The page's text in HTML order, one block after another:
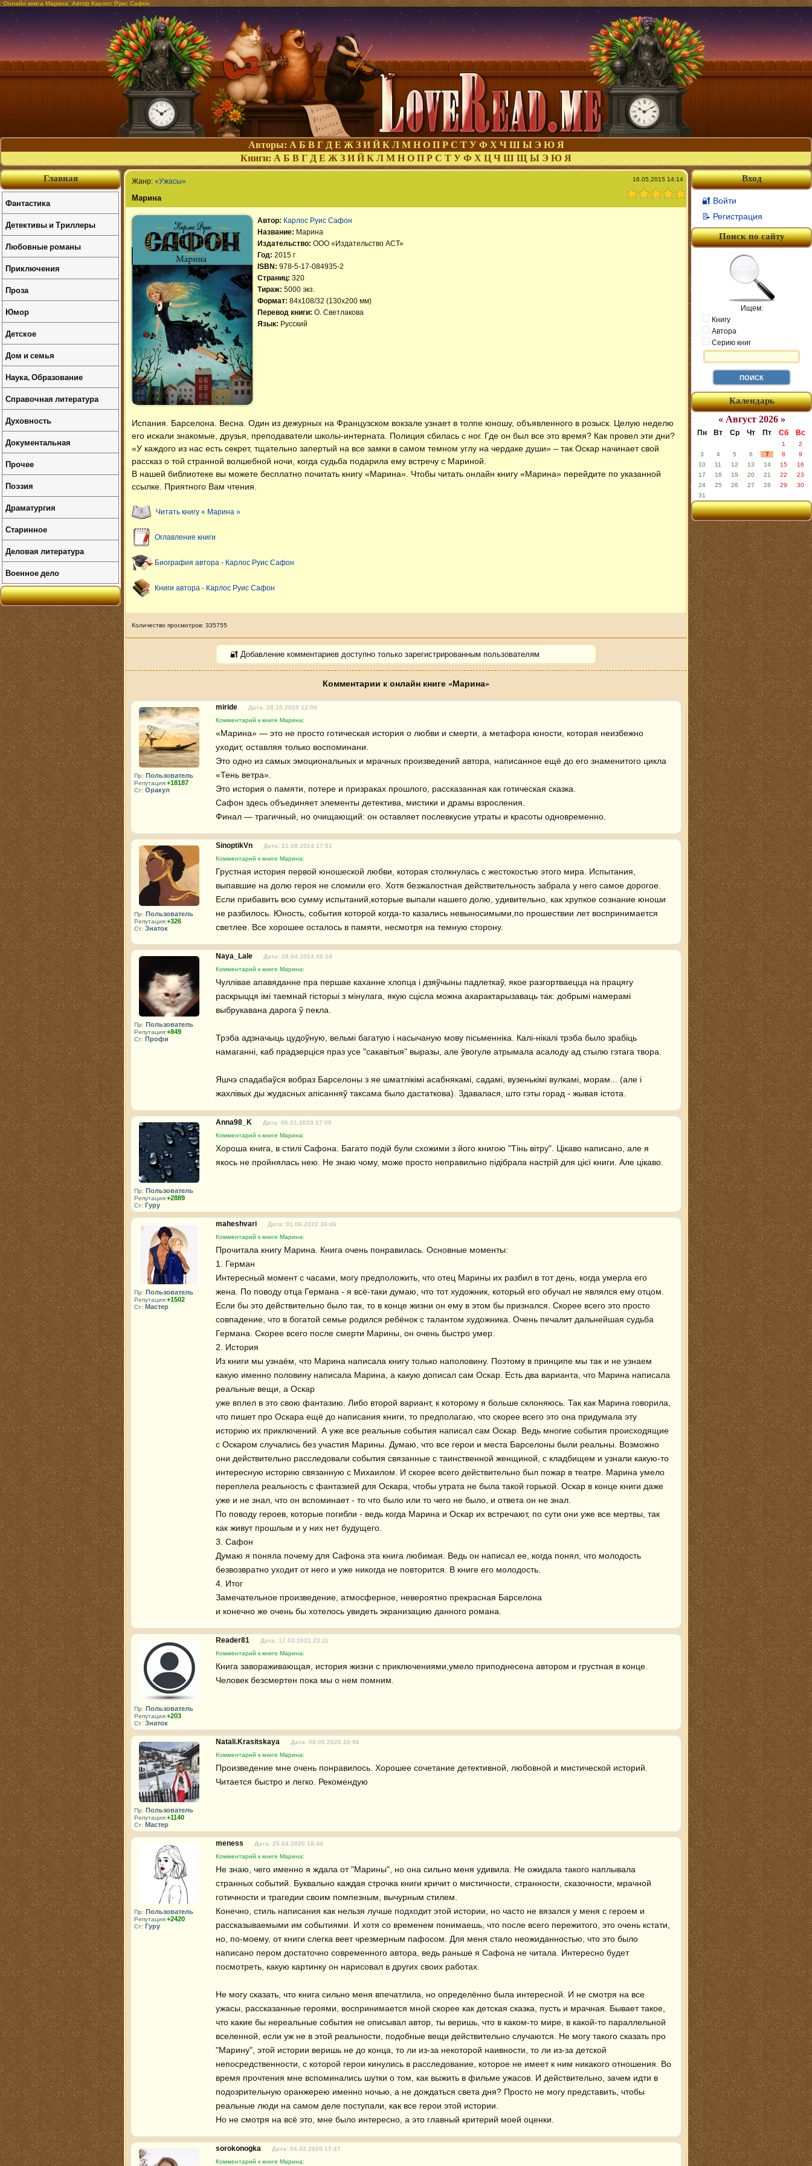
Онлайн книга Марина. Автор Карлос Руис Сафон
Авторы: А Б В Г Д Е Ж З И Й К Л М Н О П Р С Т У Ф Х Ч Ш Ы Э Ю Я
Книги: А Б В Г Д Е Ж З И Й К Л М Н О П Р С Т У Ф Х Ц Ч Ш Щ Ы Э Ю Я
Жанр: «Ужасы»
Марина
16.05.2015 14:14
Автор: Карлос Руис Сафон
Название: Марина
Издательство: ООО «Издательство АСТ»
Год: 2015 г
ISBN: 978-5-17-084935-2
Страниц: 320
Тираж: 5000 экз.
Формат: 84x108/32 (130х200 мм)
Перевод книги: О. Светлакова
Язык: Русский
Испания. Барселона. Весна. Один из дежурных на Французском вокзале узнает в толпе юношу, объявленного в розыск. Целую неделю
его искали знакомые, друзья, преподаватели школы-интерната. Полиция сбилась с ног. Где он был все это время? Как провел эти дни?
«У каждого из нас есть секрет, тщательно запертый на все замки в самом темном углу на чердаке души» – так Оскар начинает свой
рассказ о той странной волшебной ночи, когда судьба подарила ему встречу с Мариной.
В нашей библиотеке вы можете бесплатно почитать книгу «Марина» . Чтобы читать онлайн книгу «Марина» перейдите по указанной
ссылке. Приятного Вам чтения.
Читать книгу « Марина »
Оглавление книги
Биография автора - Карлос Руис Сафон
Книги автора - Карлос Руис Сафон
Количество просмотров: 335755
🔐 Добавление комментариев доступно только зарегистрированным пользователям
Комментарии к онлайн книге «Марина»
Пр: Пользователь
Репутация:+18187
Ст: Оракул
miride
Дата: 28.10.2025 12:00
Комментарий к книге Марина:
«Марина» — это не просто готическая история о любви и смерти, а метафора юности, которая неизбежно
уходит, оставляя только воспоминани.
Это одно из самых эмоциональных и мрачных произведений автора, написанное ещё до его знаменитого цикла
«Тень ветра».
Это история о памяти, потере и призраках прошлого, рассказанная как готическая сказка.
Сафон здесь объединяет элементы детектива, мистики и драмы взросления.
Финал — трагичный, но очищающий: он оставляет послевкусие утраты и красоты одновременно.
Пр: Пользователь
Репутация:+326
Ст: Знаток
SinoptikVn
Дата: 21.08.2024 17:01
Комментарий к книге Марина:
Грустная история первой юношеской любви, которая столкнулась с жестокостью этого мира. Испытания,
выпавшие на долю героя не сломили его. Хотя безжалостная действительность забрала у него самое дорогое.
Если прибавить всю сумму испытаний,которые выпали нашего долю, удивительно, как хрупкое сознание юноши
не разбилось. Юность, события которой когда-то казались невыносимыми,по прошествии лет воспринимается
светлее. Все хорошее осталось в памяти, несмотря на темную сторону.
Пр: Пользователь
Репутация:+849
Ст: Профи
Naya_Lale
Дата: 28.04.2024 00:14
Комментарий к книге Марина:
Чуллівае апавяданне пра першае каханне хлопца і дзяўчыны падлеткаў, якое разгортваецца на працягу
раскрыцця імі таемнай гісторыі з мінулага, якую сцісла можна ахарактарызаваць так: добрымі намерамі
выбрукавана дарога ў пекла.
Трэба адзначыць цудоўную, вельмі багатую і насычаную мову пісьменніка. Калі-нікалі трэба было зрабіць
намаганні, каб прадзерціся праз усе "сакавітыя" выразы, але ўвогуле атрымала асалоду ад стылю гэтага твора.
Яшчэ спадабаўся вобраз Барселоны з яе шматлікімі асабнякамі, садамі, вузенькімі вулкамі, морам... (але і
жахлівых ды жудасных апісанняў таксама было дастаткова). Здавалася, што гэты горад - жывая істота.
Пр: Пользователь
Репутация:+2889
Ст: Гуру
Anna98_K
Дата: 06.01.2023 17:00
Комментарий к книге Марина:
Хороша книга, в стилі Сафона. Багато подій були схожими з його книгою "Тінь вітру". Цікаво написано, але я
якось не пройнялась нею. Не знаю чому, може просто неправильно підібрала настрій для цієї книги. Але цікаво.
Пр: Пользователь
Репутация:+1502
Ст: Мастер
maheshvari
Дата: 01.06.2022 16:46
Комментарий к книге Марина:
Прочитала книгу Марина. Книга очень понравилась. Основные моменты:
1. Герман
Интересный момент с часами, могу предположить, что отец Марины их разбил в тот день, когда умерла его
жена. По поводу отца Германа - я всё-таки думаю, что тот художник, который его обучал не являлся ему отцом.
Если бы это действительно было так, то в конце жизни он ему в этом бы признался. Скорее всего это просто
совпадение, что в богатой семье родился ребёнок с талантом художника. Очень печалит дальнейшая судьба
Германа. Скорее всего после смерти Марины, он очень быстро умер.
2. История
Из книги мы узнаём, что Марина написала книгу только наполовину. Поэтому в принципе мы так и не узнаем
какую именно половину написала Марина, а какую дописал сам Оскар. Есть два варианта, что Марина написала
реальные вещи, а Оскар
уже вплел в это свою фантазию. Либо второй вариант, к которому я больше склоняюсь. Так как Марина говорила,
что пишет про Оскара ещё до написания книги, то предполагаю, что скорее всего это она придумала эту
историю их приключений. А уже все реальные события написал сам Оскар. Ведь многие события происходящие
с Оскаром случались без участия Марины. Думаю, что все герои и места Барселоны были реальны. Возможно
они действительно расследовали события связанные с таинственной женщиной, с кладбищем и узнали какую-то
интересную историю связанную с Михаилом. И скорее всего действительно был пожар в театре. Марина умело
переплела реальность с фантазией для Оскара, чтобы утрата не была такой горькой. Оскар в конце книги даже
уже и не знал, что он вспоминает - то что было или то чего не было, и ответа он не знал.
По поводу героев, которые погибли - ведь когда Марина и Оскар их встречают, по сути они уже все мертвы, так
как живут прошлым и у них нет будущего.
3. Сафон
Думаю я поняла почему для Сафона эта книга любимая. Ведь он написал ее, когда понял, что молодость
безвозвратно уходит от него и уже никогда не повторится. В книге его молодость.
4. Итог
Замечательное произведение, атмосферное, невероятно прекрасная Барселона
и конечно же очень бы хотелось увидеть экранизацию данного романа.
Пр: Пользователь
Репутация:+203
Ст: Знаток
Reader81
Дата: 17.03.2021 23:11
Комментарий к книге Марина:
Книга завораживающая, история жизни с приключениями,умело приподнесена автором и грустная в конце.
Человек безсмертен пока мы о нем помним.
Пр: Пользователь
Репутация:+1140
Ст: Мастер
Natali.Krasitskaya
Дата: 08.05.2020 20:56
Комментарий к книге Марина:
Произведение мне очень понравилось. Хорошее сочетание детективной, любовной и мистической историй.
Читается быстро и легко. Рекомендую
Пр: Пользователь
Репутация:+2420
Ст: Гуру
meness
Дата: 25.04.2020 18:44
Комментарий к книге Марина:
Не знаю, чего именно я ждала от "Марины", но она сильно меня удивила. Не ожидала такого наплывала
странных событий. Буквально каждая строчка книги кричит о мистичности, странности, сказочности, мрачной
готичности и трагедии своим помпезным, вычурным стилем.
Конечно, стиль написания как нельзя лучше подходит этой истории, но часто не вязался у меня с героем и
рассказываемыми им событиями. И хотя со временем понимаешь, что после всего пережитого, это очень кстати,
но, по-моему, от книги слегка веет чрезмерным пафосом. Для меня стало неожиданностью, что это было
написано пером достаточно современного автора, ведь раньше я Сафона не читала. Интересно будет
посмотреть, какую картинку он нарисовал в других своих работах.
Не могу сказать, что книга сильно меня впечатлила, но определённо была интересной. И не смотря на все
ужасы, рассказанные героями, воспринимается мной скорее как детская сказка, пусть и мрачная. Бывает такое,
что какие бы нереальные события не описывал автор, ты веришь, что в каком-то мире, в какой-то параллельной
вселенной, если уж не в этой реальности, подобные вещи действительно случаются. Не могу такого сказать про
"Марину", этой истории веришь не до конца, то ли из-за некоторой наивности, то ли из-за детской
непосредственности, с которой герои кинулись в расследование, которое не имеет к ним никакого отношения. Во
время прочтения мне вспоминались шутки о том, как выжить в фильме ужасов. И действительно, зачем идти в
подозрительную оранжерею именно ночью, а не дождаться света дня? Просто не могу представить, чтобы
реальные люди на самом деле поступали, как все герои этой истории.
Но не смотря на всё это, мне было интересно, а это главный критерий моей оценки.
sorokonogka
Дата: 04.02.2020 17:47
Комментарий к книге Марина:
Вход
🔐 Войти
📝 Регистрация
Поиск по сайту
Ищем:
Книгу
Автора
Серию книг
Календарь
« Август 2026 »
Пн Вт Ср Чт Пт Сб Вс
1
2
3
4 5 6 7 8
9
10
11 12 13 14 15
16
17
18 19 20 21 22
23
24
25 26 27 28 29
30
31
Главная
Фантастика
Детективы и Триллеры
Любовные романы
Приключения
Проза
Юмор
Детское
Дом и семья
Наука, Образование
Справочная литература
Духовность
Документальная
Прочее
Поэзия
Драматургия
Старинное
Деловая литература
Военное дело